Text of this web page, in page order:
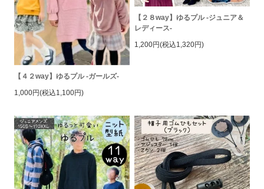
【４２way】ゆるプル -ガールズ-
1,000円(税込1,100円)
【２８way】ゆるプル -ジュニア＆
レディース-
1,200円(税込1,320円)